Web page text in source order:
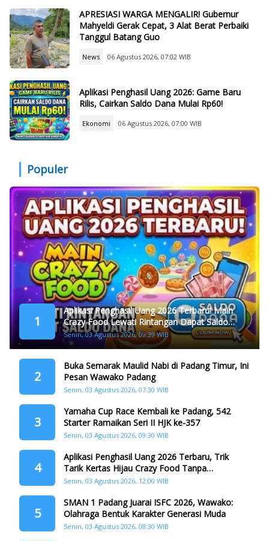
APRESIASI WARGA MENGALIR! Gubernur
Mahyeldi Gerak Cepat, 3 Alat Berat Perbaiki
Tanggul Batang Guo
News 06 Agustus 2026, 07:02 WIB
Aplikasi Penghasil Uang 2026: Game Baru
Rilis, Cairkan Saldo Dana Mulai Rp60!
Ekonomi 06 Agustus 2026, 07:00 WIB
Populer
1
Aplikasi Penghasil Uang 2026 Terbaru! Main
Crazy Food Lewati Rintangan Dapat Saldo
Dana
Senin, 03 Agustus 2026, 09:39 WIB
2
Buka Semarak Maulid Nabi di Padang Timur, Ini
Pesan Wawako Padang
Senin, 03 Agustus 2026, 07:30 WIB
3
Yamaha Cup Race Kembali ke Padang, 542
Starter Ramaikan Seri II HJK ke-357
Senin, 03 Agustus 2026, 09:30 WIB
4
Aplikasi Penghasil Uang 2026 Terbaru, Trik
Tarik Kertas Hijau Crazy Food Tanpa
Penggandaan
Senin, 03 Agustus 2026, 12:00 WIB
5
SMAN 1 Padang Juarai ISFC 2026, Wawako:
Olahraga Bentuk Karakter Generasi Muda
Senin, 03 Agustus 2026, 08:30 WIB